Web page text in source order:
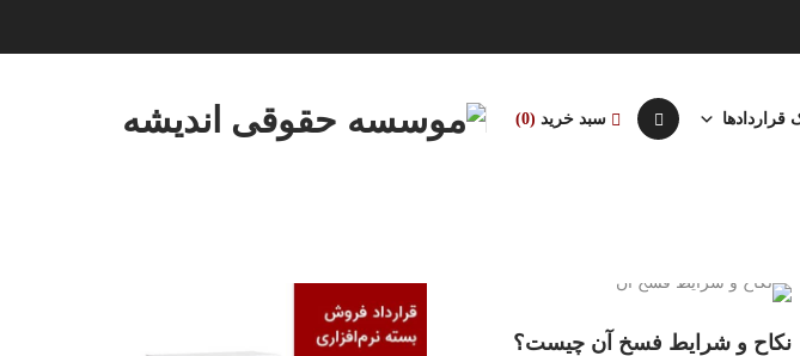
سبد خرید 0 قراردادها
نکاح و شرایط فسخ آن چیست؟